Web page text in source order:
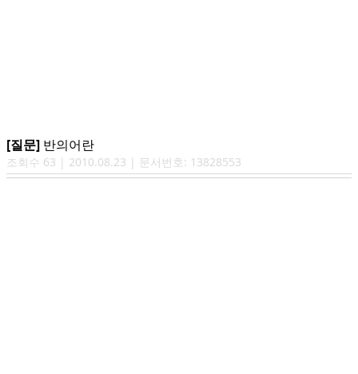
[질문] 반의어란
조회수 63 | 2010.08.23 | 문서번호: 13828553